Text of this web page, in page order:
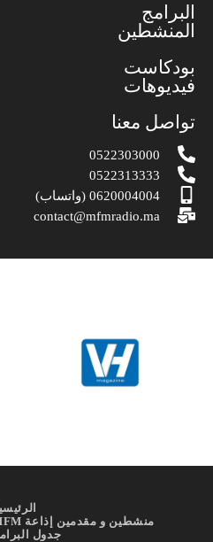
البرامج
المنشطين
بودكاست
فيديوهات
تواصل معنا
0522303000
0522313333
0620004004 (واتساب)
contact@mfmradio.ma
منشطين و مقدمين إذاعة MFM
جدول